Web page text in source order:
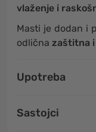
vlaženje i
Masti je dodan i
odlična zaštitna
Upotreba
Sastojci